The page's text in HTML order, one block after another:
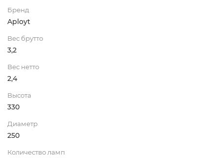
Бренд
Aployt
Вес брутто
3,2
Вес нетто
2,4
Высота
330
Диаметр
250
Количество ламп